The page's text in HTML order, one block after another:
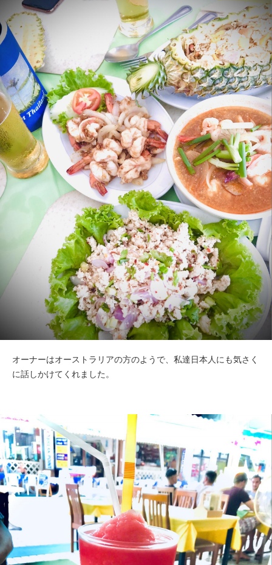
オーナーはオーストラリアの方のようで、私達日本人にも気さく
に話しかけてくれました。